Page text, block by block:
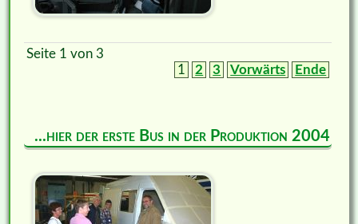
Seite 1 von 3
1
2 3 Vorwärts Ende
...hier der erste Bus in der Produktion 2004